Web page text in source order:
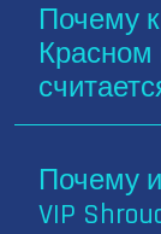
Почему
Красном
Почему
VIP